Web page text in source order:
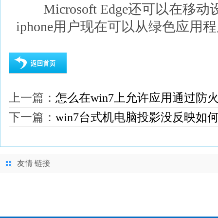
Microsoft Edge还可以在移动
iphone用户现在可以从绿色应用
上一篇： 怎么在win7上允许应用通过防
下一篇： win7台式机电脑投影没反映如
友情 链接